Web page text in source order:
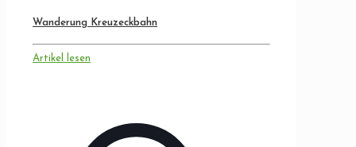
Wanderung Kreuzeckbahn
Artikel lesen